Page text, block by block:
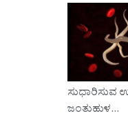
ಸುಧಾರಿಸುವ
ಜಂತುಹುಳ…